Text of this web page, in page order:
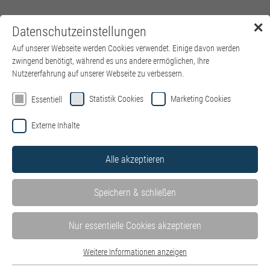
Menü
✕
Datenschutzeinstellungen
Auf unserer Webseite werden Cookies verwendet. Einige davon werden
zwingend benötigt, während es uns andere ermöglichen, Ihre
Nutzererfahrung auf unserer Webseite zu verbessern.
Essentiell Statistik Cookies Marketing Cookies
Externe Inhalte
Alle akzeptieren
Speichern & schließen
Nur essentielle Cookies akzeptieren
Weitere Informationen anzeigen